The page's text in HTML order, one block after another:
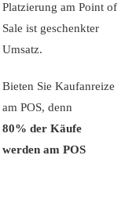
Platzierung am Point of
Sale ist geschenkter
Umsatz.
Bieten Sie Kaufanreize
am POS, denn
80% der Käufe
werden am POS